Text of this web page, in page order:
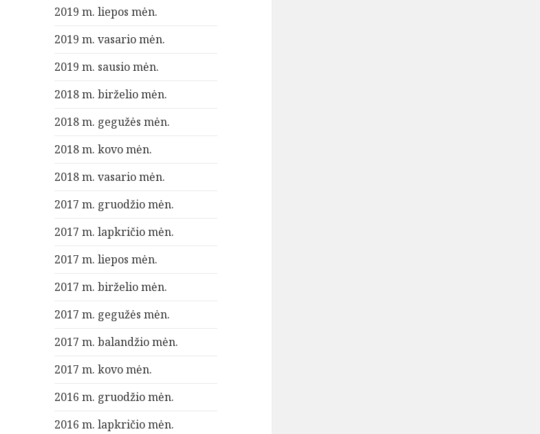
2019 m. liepos mėn.
2019 m. vasario mėn.
2019 m. sausio mėn.
2018 m. birželio mėn.
2018 m. gegužės mėn.
2018 m. kovo mėn.
2018 m. vasario mėn.
2017 m. gruodžio mėn.
2017 m. lapkričio mėn.
2017 m. liepos mėn.
2017 m. birželio mėn.
2017 m. gegužės mėn.
2017 m. balandžio mėn.
2017 m. kovo mėn.
2016 m. gruodžio mėn.
2016 m. lapkričio mėn.